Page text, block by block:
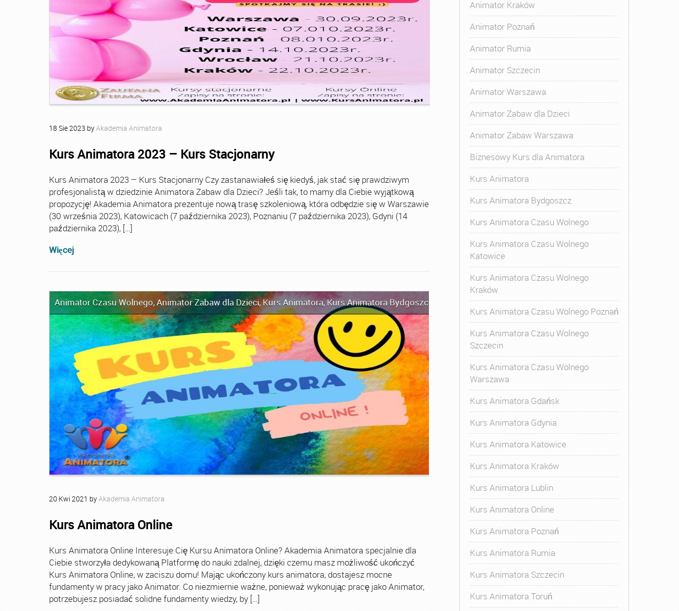
18 Sie2023 byAkademia Animatora
Kurs Animatora 2023 – Kurs Stacjonarny
Kurs Animatora 2023 – Kurs Stacjonarny Czy zastanawiałeś się kiedyś, jak stać się prawdziwym
profesjonalistą w dziedzinie Animatora Zabaw dla Dzieci? Jeśli tak, to mamy dla Ciebie wyjątkową
propozycję! Akademia Animatora prezentuje nową trasę szkoleniową, która odbędzie się w Warszawie
(30 września 2023), Katowicach (7 października 2023), Poznaniu (7 października 2023), Gdyni (14
października 2023), […]
Więcej
Animator Czasu Wolnego,Animator Zabaw dla Dzieci,Kurs Animatora,Kurs Animatora Bydgoszcz Kurs Animatora Czasu Wolnego,Kurs Animatora Czasu
20 Kwi 2021 byAkademia Animatora
Kurs Animatora Online
Kurs Animatora Online Interesuje Cię Kursu Animatora Online? Akademia Animatora specjalnie dla
Ciebie stworzyła dedykowaną Platformę do nauki zdalnej, dzięki czemu masz możliwość ukończyć
Kurs Animatora Online, w zaciszu domu! Mając ukończony kurs animatora, dostajesz mocne
fundamenty w pracy jako Animator. Co niezmiernie ważne, ponieważ wykonując pracę jako Animator,
potrzebujesz posiadać solidne fundamenty wiedzy, by […]
Animator Kraków
Animator Poznań
Animator Rumia
Animator Szczecin
Animator Warszawa
Animator Zabaw dla Dzieci
Animator Zabaw Warszawa
Biznesowy Kurs dla Animatora
Kurs Animatora
Kurs Animatora Bydgoszcz
Kurs Animatora Czasu Wolnego
Kurs Animatora Czasu Wolnego
Katowice
Kurs Animatora Czasu Wolnego
Kraków
Kurs Animatora Czasu Wolnego Poznań
Kurs Animatora Czasu Wolnego
Szczecin
Kurs Animatora Czasu Wolnego
Warszawa
Kurs Animatora Gdańsk
Kurs Animatora Gdynia
Kurs Animatora Katowice
Kurs Animatora Kraków
Kurs Animatora Lublin
Kurs Animatora Online
Kurs Animatora Poznań
Kurs Animatora Rumia
Kurs Animatora Szczecin
Kurs Animatora Toruń